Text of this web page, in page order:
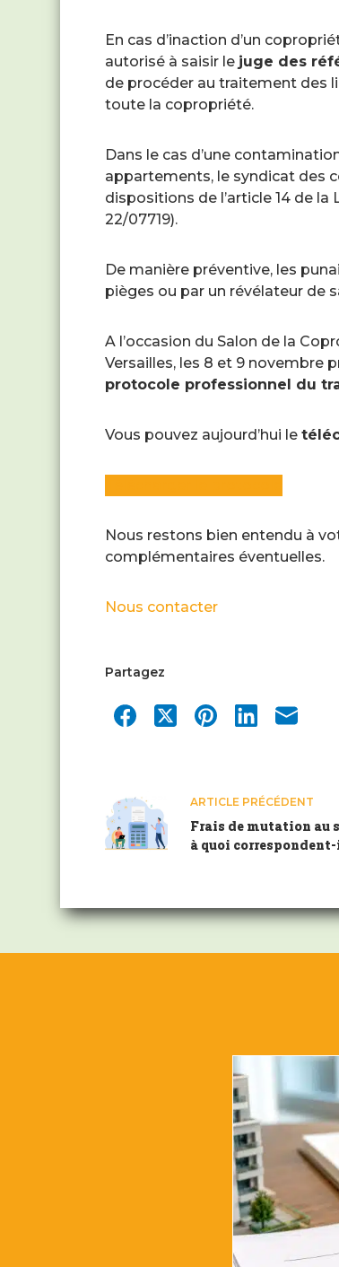
En cas d’inaction d’un
autorisé à saisir le juge des
de procéder au traitement des
toute la copropriété.
Dans le cas d’une
appartements, le syndicat des
dispositions de l’article 14 de la
22/07719).
De manière préventive, les
pièges ou par un révélateur de
A l’occasion du Salon de la
Versailles, les 8 et 9 novembre
protocole professionnel du
Vous pouvez aujourd’hui le
Nous restons bien entendu à
complémentaires éventuelles.
Nous contacter
Partagez
ARTICLE PRÉCÉDENT
Frais de mutation au
à quoi